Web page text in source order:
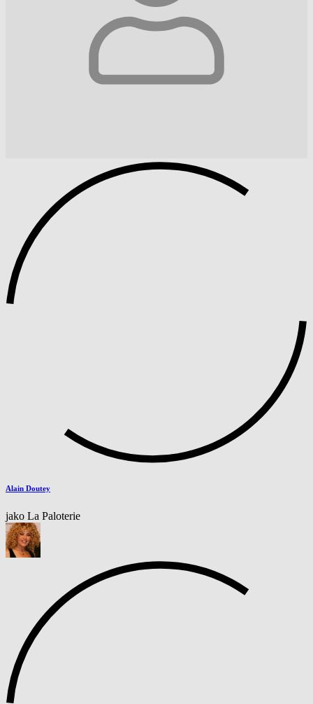
Alain Doutey
jako La Paloterie